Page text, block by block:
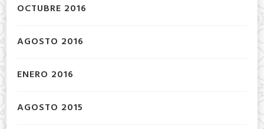
OCTUBRE 2016
AGOSTO 2016
ENERO 2016
AGOSTO 2015